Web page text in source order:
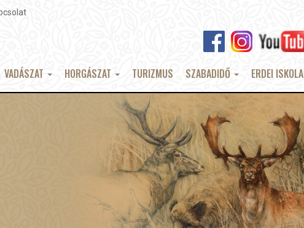
VADÁSZAT HORGÁSZAT TURIZMUS SZABADIDŐ ERDEI ISKOLA